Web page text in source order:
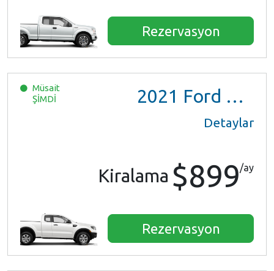
Rezervasyon
Müsait
ŞİMDİ
2021 Ford Ranger XL Ext Cab
Detaylar
Kiralama $899/ay
Rezervasyon